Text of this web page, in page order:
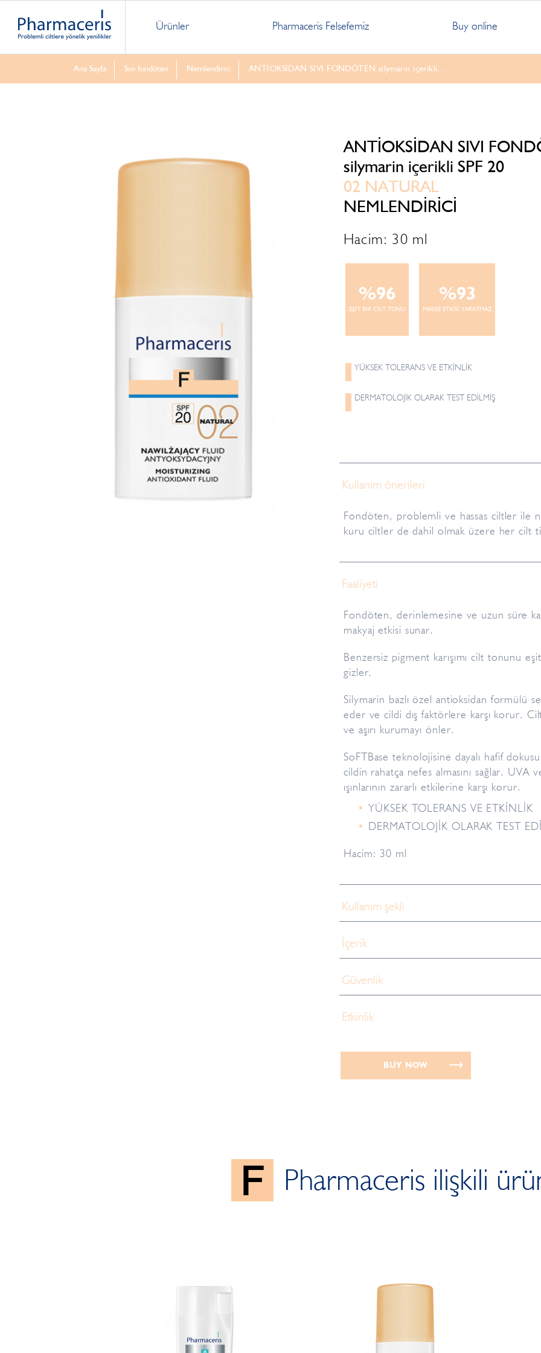
Ürünler Pharmaceris Felsefemiz Buy online
Ana Sayfa Sıvı fondöten Nemlendirici ANTİOKSİDAN SIVI FONDÖTEN silymarin içerikli...
ANTİOKSİDAN SIVI
silymarin içerikli SPF 20
02 NATURAL
NEMLENDİRİCİ
Hacim: 30 ml
%96
EŞİT BİR CİLT TONU
%93
MASKE ETKİSİ YARATMAZ
YÜKSEK TOLERANS VE ETKİNLİK
DERMATOLOJİK OLARAK TEST EDİLMİŞ
Kullanım önerileri
Fondöten, problemli ve hassas ciltler ile
kuru ciltler de dahil olmak üzere her cilt
Faaliyeti
Fondöten, derinlemesine ve uzun süre
makyaj etkisi sunar.
Benzersiz pigment karışımı cilt tonunu
gizler.
Silymarin bazlı özel antioksidan formülü
eder ve cildi dış faktörlere karşı korur.
ve aşırı kurumayı önler.
SoFTBase teknolojisine dayalı hafif
cildin rahatça nefes almasını sağlar.
ışınlarının zararlı etkilerine karşı korur.
YÜKSEK TOLERANS VE ETKİNLİK
DERMATOLOJİK OLARAK TEST
Hacim: 30 ml
Kullanım şekli
İçerik
Güvenlik
Etkinlik
BUY NOW
Pharmaceris ilişkili